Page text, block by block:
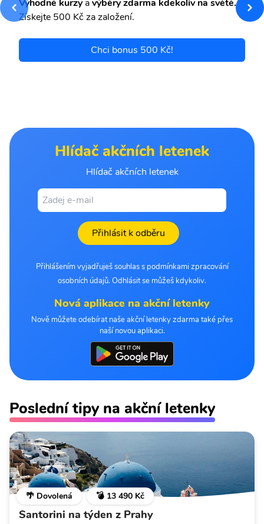
Výhodné kurzyavýběry zdarma kdekoliv na světě.
Získejte 500 Kč za založení.
Chci bonus 500 Kč!
Hlídač akčních letenek
Hlídač akčních letenek
Přihlásit k odběru
Přihlášením vyjadřuješ souhlas s podmínkami zpracování
osobních údajů. Odhlásit se můžeš kdykoliv.
Nová aplikace na akční letenky
Nově můžete odebírat naše akční letenky zdarma také přes
naší novou aplikaci.
Poslední tipy na akční letenky
🌴 Dovolená 💣 13 490 Kč
Santorini na týden z Prahy